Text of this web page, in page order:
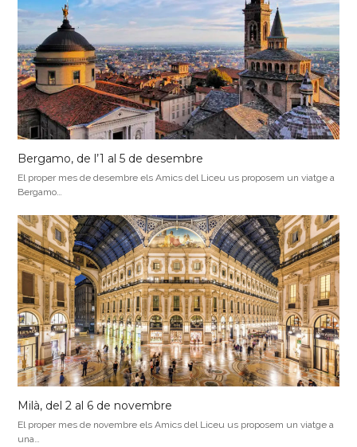
Bergamo, de l’1 al 5 de desembre
El proper mes de desembre els Amics del Liceu us proposem un viatge a
Bergamo…
Milà, del 2 al 6 de novembre
El proper mes de novembre els Amics del Liceu us proposem un viatge a
una…